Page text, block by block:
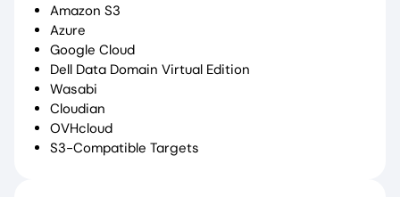
Amazon S3
Azure
Google Cloud
Dell Data Domain Virtual Edition
Wasabi
Cloudian
OVHcloud
S3-Compatible Targets